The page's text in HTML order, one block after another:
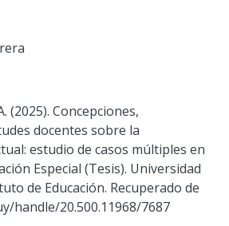
(2025). Concepciones,
docentes sobre la
estudio de casos múltiples en
Especial (Tesis). Universidad
de Educación. Recuperado de
handle/20.500.11968/7687